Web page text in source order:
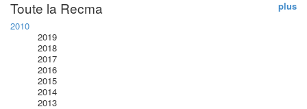
plus
Toute la Recma
2010
2019
2018
2017
2016
2015
2014
2013